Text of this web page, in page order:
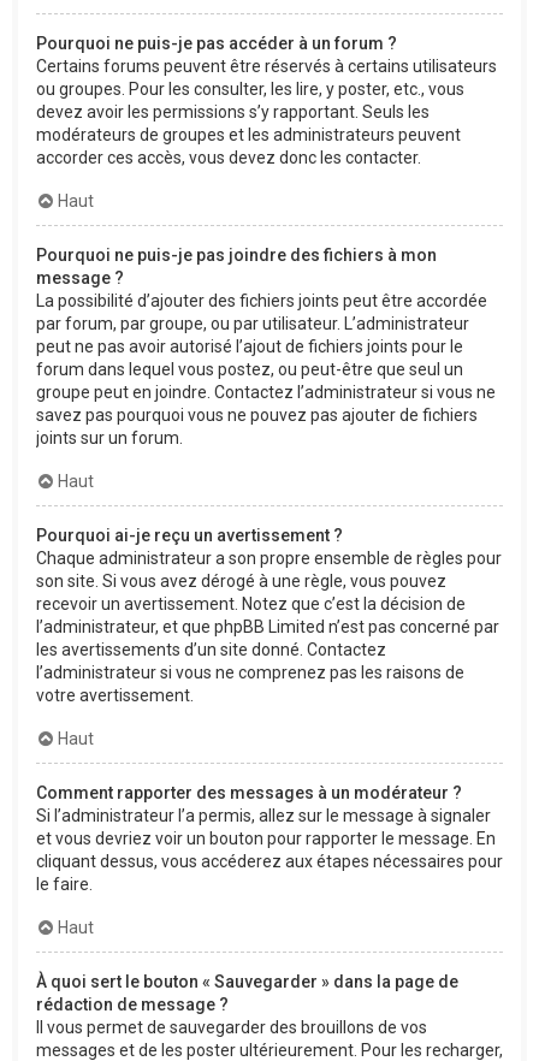
Pourquoi ne puis-je pas accéder à un forum ?
Certains forums peuvent être réservés à certains utilisateurs
ou groupes. Pour les consulter, les lire, y poster, etc., vous
devez avoir les permissions s’y rapportant. Seuls les
modérateurs de groupes et les administrateurs peuvent
accorder ces accès, vous devez donc les contacter.
Haut
Pourquoi ne puis-je pas joindre des fichiers à mon
message ?
La possibilité d’ajouter des fichiers joints peut être accordée
par forum, par groupe, ou par utilisateur. L’administrateur
peut ne pas avoir autorisé l’ajout de fichiers joints pour le
forum dans lequel vous postez, ou peut-être que seul un
groupe peut en joindre. Contactez l’administrateur si vous ne
savez pas pourquoi vous ne pouvez pas ajouter de fichiers
joints sur un forum.
Haut
Pourquoi ai-je reçu un avertissement ?
Chaque administrateur a son propre ensemble de règles pour
son site. Si vous avez dérogé à une règle, vous pouvez
recevoir un avertissement. Notez que c’est la décision de
l’administrateur, et que phpBB Limited n’est pas concerné par
les avertissements d’un site donné. Contactez
l’administrateur si vous ne comprenez pas les raisons de
votre avertissement.
Haut
Comment rapporter des messages à un modérateur ?
Si l’administrateur l’a permis, allez sur le message à signaler
et vous devriez voir un bouton pour rapporter le message. En
cliquant dessus, vous accéderez aux étapes nécessaires pour
le faire.
Haut
À quoi sert le bouton « Sauvegarder » dans la page de
rédaction de message ?
Il vous permet de sauvegarder des brouillons de vos
messages et de les poster ultérieurement. Pour les recharger,